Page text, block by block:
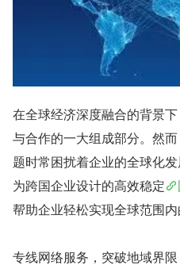
在全球经济深度融合的背景
与合作的一大组成部分。然
题时常困扰着企业的全球化
为跨国企业设计的高效稳定
帮助企业轻松实现全球范围内
专线网络服务，突破地域界限